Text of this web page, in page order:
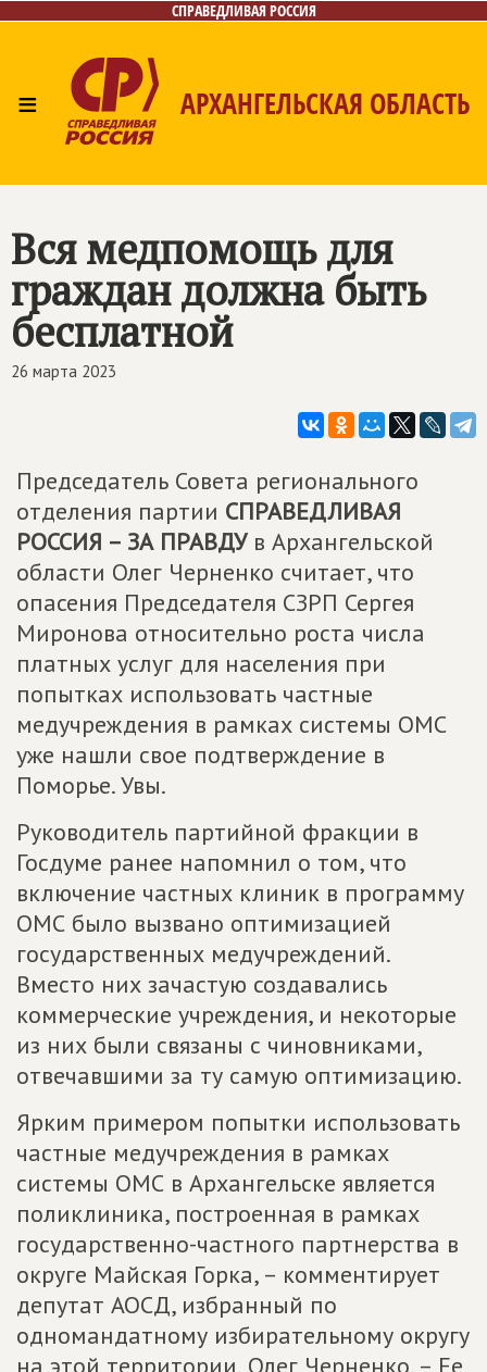
СПРАВЕДЛИВАЯ РОССИЯ
≡ АРХАНГЕЛЬСКАЯ ОБЛАСТЬ
Вся медпомощь для
граждан должна быть
бесплатной
26 марта 2023
Председатель Совета регионального
отделения партии СПРАВЕДЛИВАЯ
РОССИЯ – ЗА ПРАВДУв Архангельской
области Олег Черненко считает, что
опасения Председателя СЗРП Сергея
Миронова относительно роста числа
платных услуг для населения при
попытках использовать частные
медучреждения в рамках системы ОМС
уже нашли свое подтверждение в
Поморье. Увы.
Руководитель партийной фракции в
Госдуме ранее напомнил о том, что
включение частных клиник в программу
ОМС было вызвано оптимизацией
государственных медучреждений.
Вместо них зачастую создавались
коммерческие учреждения, и некоторые
из них были связаны с чиновниками,
отвечавшими за ту самую оптимизацию.
Ярким примером попытки использовать
частные медучреждения в рамках
системы ОМС в Архангельске является
поликлиника, построенная в рамках
государственно-частного партнерства в
округе Майская Горка, – комментирует
депутат АОСД, избранный по
одномандатному избирательному округу
на этой территории, Олег Черненко. – Ее